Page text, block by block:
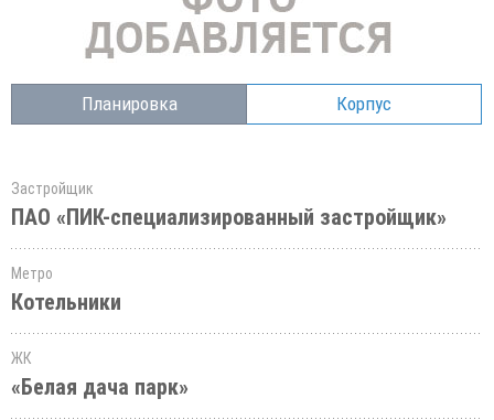
Планировка Корпус
Застройщик
ПАО «ПИК-специализированный застройщик»
Метро
Котельники
ЖК
«Белая дача парк»